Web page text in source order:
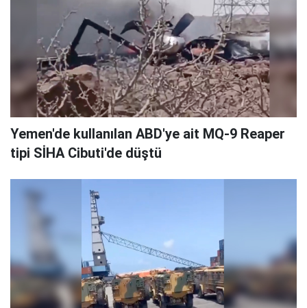
Yemen'de kullanılan ABD'ye ait MQ-9 Reaper
tipi SİHA Cibuti'de düştü